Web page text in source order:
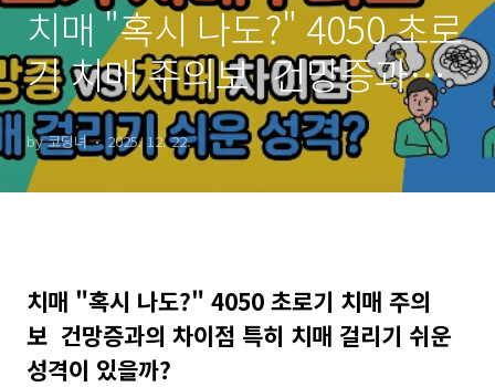
치매 "혹시 나도?" 4050 초로
기 치매 주의보 건망증과의
차이점 및 치매 걸리기 쉬운
성격이 있을까?
by 코딩녀 2025. 12. 22.
치매 "혹시 나도?" 4050 초로기 치매 주의
보 건망증과의 차이점 특히 치매 걸리기 쉬운
성격이 있을까?